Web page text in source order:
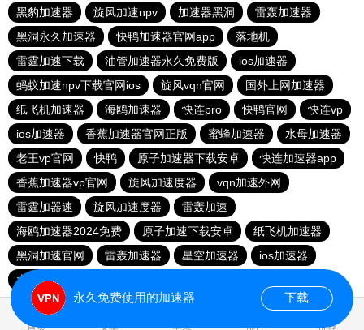
黑豹加速器
旋风加速npv 加速器黑洞
雷轰加速器
黑洞永久加速器
快鸭加速器官网app
落地机
雷霆加速下载
油管加速器永久免费版
ios加速器
蚂蚁加速npv下载官网ios
旋风vqn官网
国外上网加速器
纸飞机加速器
海鸥加速器 快连pro 快鸭官网
快连vp
ios加速器
香蕉加速器官网正版 蜜蜂加速器
水母加速器
老王vp官网
快鸭 原子加速器下载安卓
快连加速器app
香蕉加速器vp官网
旋风加速度器
vqn加速外网
雷霆加器速
旋风加速度器
雷轰加速
海鸥加速器2024免费
原子加速下载安卓
纸飞机加速器
黑洞加速官网
雷轰加速器 星空加速器
ios加速器
大机场加速器
首页 安卓 苹果 排行 推荐
永久免费使用的加速器 下载